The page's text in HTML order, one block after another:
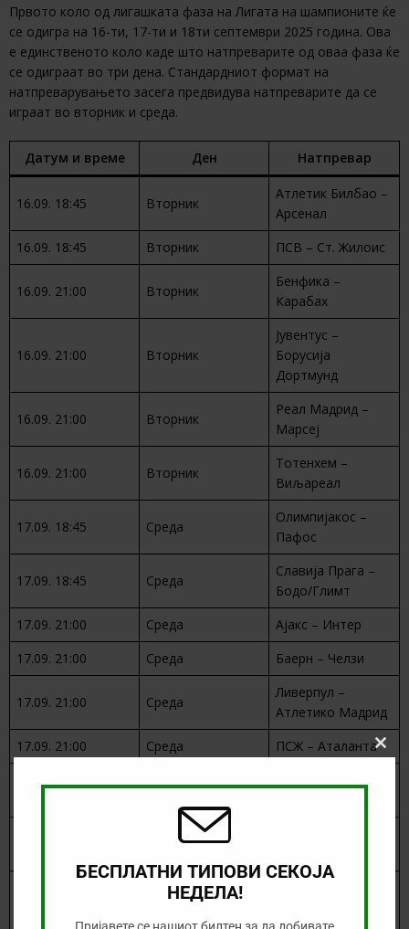
Првото коло од лигашката фаза на Лигата на шампионите ќе
се одигра на 16-ти, 17-ти и 18ти септември 2025 година. Ова
е единственото коло каде што натпреварите од оваа фаза ќе
се одиграат во три дена. Стандардниот формат на
натпреварувањето засега предвидува натпреварите да се
играат во вторник и среда.
Датум и време Ден Натпревар
16.09. 18:45 Вторник
Атлетик Билбао –
Арсенал
16.09. 18:45
Вторник ПСВ – Ст. Жилоис
16.09. 21:00 Вторник
Бенфика –
Карабах
16.09. 21:00 Вторник
Јувентус –
Борусија
Дортмунд
16.09. 21:00 Вторник
Реал Мадрид –
Марсеј
16.09. 21:00 Вторник
Тотенхем –
Виљареал
17.09. 18:45 Среда
Олимпијакос –
Пафос
17.09. 18:45 Среда
Славија Прага –
Бодо/Глимт
17.09. 21:00
Среда
Ајакс – Интер
17.09. 21:00
Среда Баерн – Челзи
17.09. 21:00 Среда
Ливерпул –
Атлетико Мадрид
17.09. 21:00
Среда ПСЖ – Аталанта
18.09. 18:45 Четврток
Четврток
Четврток
Close
this
БЕСПЛАТНИ ТИПОВИ СЕКОЈА
НЕДЕЛА!